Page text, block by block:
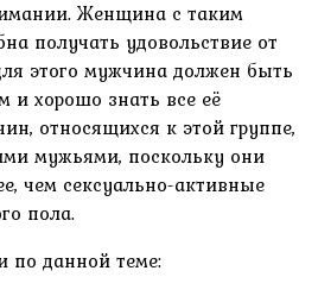
Женщина с таким
получать удовольствие от
этого мужчина должен быть
хорошо знать все её
относящихся к этой группе,
мужьями, поскольку они
чем сексуально-активные
пола.
по данной теме: